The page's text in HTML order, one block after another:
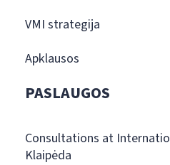
VMI strategija
Apklausos
PASLAUGOS
Consultations at
Klaipėda